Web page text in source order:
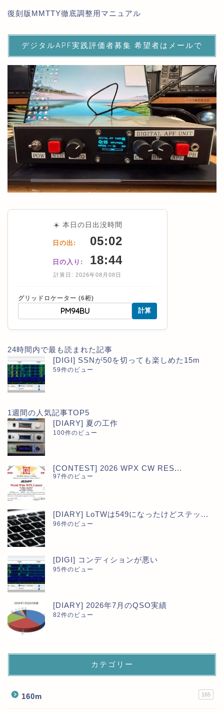
復刻版MMTTY徹底調整用マニュアル
デジタルAPF実践評価者募集 希望者はメールで
☀️ 本日の日出没時間
日の出: 05:02
日の入り: 18:44
計算日: 2026年08月08日
グリッドロケーター (6桁)
計算
24時間内で最も読まれた記事
[DIGI] SSNが50を切っても楽しめた15m
59件のビュー
1週間の人気記事TOP5
[DIARY] 夏の工作
100件のビュー
[CONTEST] 2026 WPX CW RES...
97件のビュー
[DIARY] LoTWは549になったけどステッ...
96件のビュー
[DIGI] コンディションが悪い
95件のビュー
[DIARY] 2026年7月のQSO実績
82件のビュー
カテゴリー
160m 165